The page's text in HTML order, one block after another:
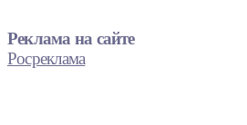
Реклама на сайте
Росреклама